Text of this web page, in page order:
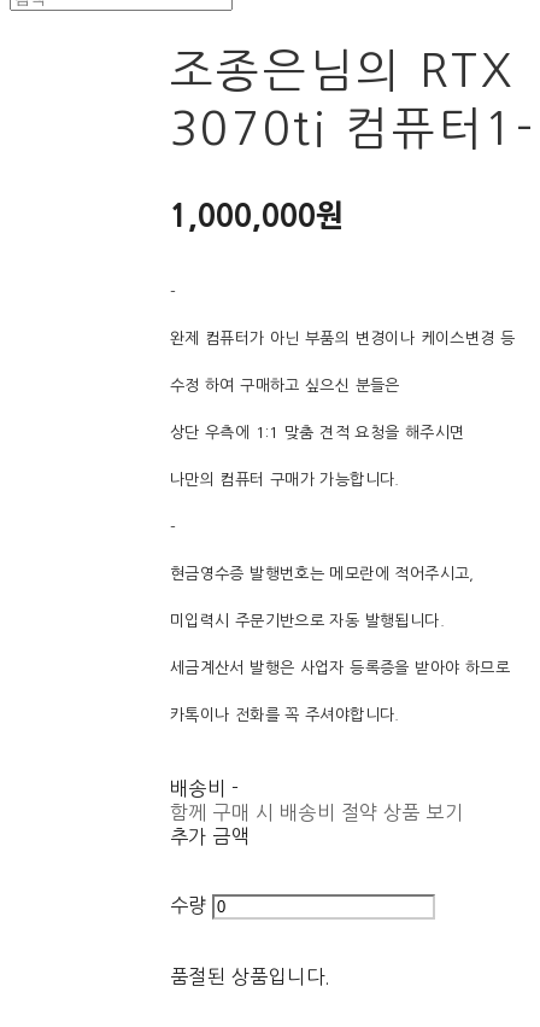
조종은님의 RTX
3070ti 컴퓨터
1,000,000원
-
완제 컴퓨터가 아닌 부품의 변경이나 케이스변경 등
수정 하여 구매하고 싶으신 분들은
상단 우측에 1:1 맞춤 견적 요청을 해주시면
나만의 컴퓨터 구매가 가능합니다.
-
현금영수증 발행번호는 메모란에 적어주시고,
미입력시 주문기반으로 자동 발행됩니다.
세금계산서 발행은 사업자 등록증을 받아야 하므로
카톡이나 전화를 꼭 주셔야합니다.
배송비 -
함께 구매 시 배송비 절약 상품 보기
추가 금액
수량
품절된 상품입니다.